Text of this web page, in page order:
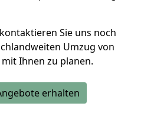
Sie uns noch
Umzug von
Ihnen zu planen.
erhalten